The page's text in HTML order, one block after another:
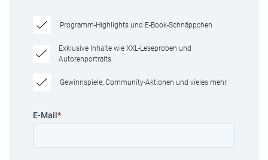
Programm-Highlights und E-Book-Schnäppchen
Exklusive Inhalte wie XXL-Leseproben und
Autorenportraits
Gewinnspiele, Community-Aktionen und vieles mehr
E-Mail *